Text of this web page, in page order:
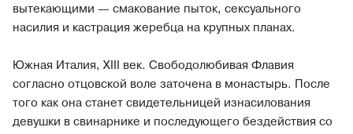
вытекающими — смакование пыток, сексуального
насилия и кастрация жеребца на крупных планах.
Южная Италия, XIII век. Свободолюбивая Флавия
согласно отцовской воле заточена в монастырь. После
того как она станет свидетельницей изнасилования
девушки в свинарнике и последующего бездействия со